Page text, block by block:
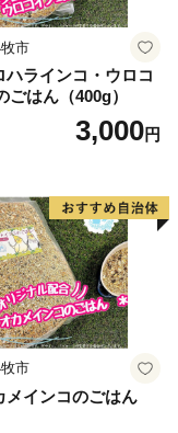
市
ハラインコ・ウロコ
ごはん（400g）
3,000円
市
メインコのごはん